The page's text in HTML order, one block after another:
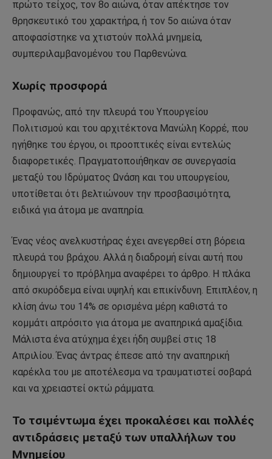
πρώτο τείχος, τον 8ο αιώνα, όταν απέκτησε τον
θρησκευτικό του χαρακτήρα, ή τον 5ο αιώνα όταν
αποφασίστηκε να χτιστούν πολλά μνημεία,
συμπεριλαμβανομένου του Παρθενώνα.
Χωρίς προσφορά
Προφανώς, από την πλευρά του Υπουργείου
Πολιτισμού και του αρχιτέκτονα Μανώλη Κορρέ, που
ηγήθηκε του έργου, οι προοπτικές είναι εντελώς
διαφορετικές. Πραγματοποιήθηκαν σε συνεργασία
μεταξύ του Ιδρύματος Ωνάση και του υπουργείου,
υποτίθεται ότι βελτιώνουν την προσβασιμότητα,
ειδικά για άτομα με αναπηρία.
Ένας νέος ανελκυστήρας έχει ανεγερθεί στη βόρεια
πλευρά του βράχου. Αλλά η διαδρομή είναι αυτή που
δημιουργεί το πρόβλημα αναφέρει το άρθρο. Η πλάκα
από σκυρόδεμα είναι υψηλή και επικίνδυνη. Επιπλέον, η
κλίση άνω του 14% σε ορισμένα μέρη καθιστά το
κομμάτι απρόσιτο για άτομα με αναπηρικά αμαξίδια.
Μάλιστα ένα ατύχημα έχει ήδη συμβεί στις 18
Απριλίου. Ένας άντρας έπεσε από την αναπηρική
καρέκλα του με αποτέλεσμα να τραυματιστεί σοβαρά
και να χρειαστεί οκτώ ράμματα.
Το τσιμέντωμα έχει προκαλέσει και πολλές
αντιδράσεις μεταξύ των υπαλλήλων του
Μνημείου